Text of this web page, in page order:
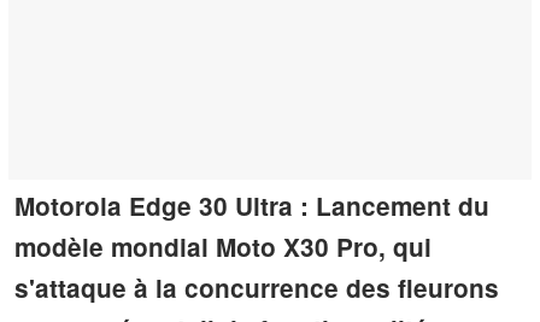
Motorola Edge 30 Ultra : Lancement du
modèle mondial Moto X30 Pro, qui
s'attaque à la concurrence des fleurons